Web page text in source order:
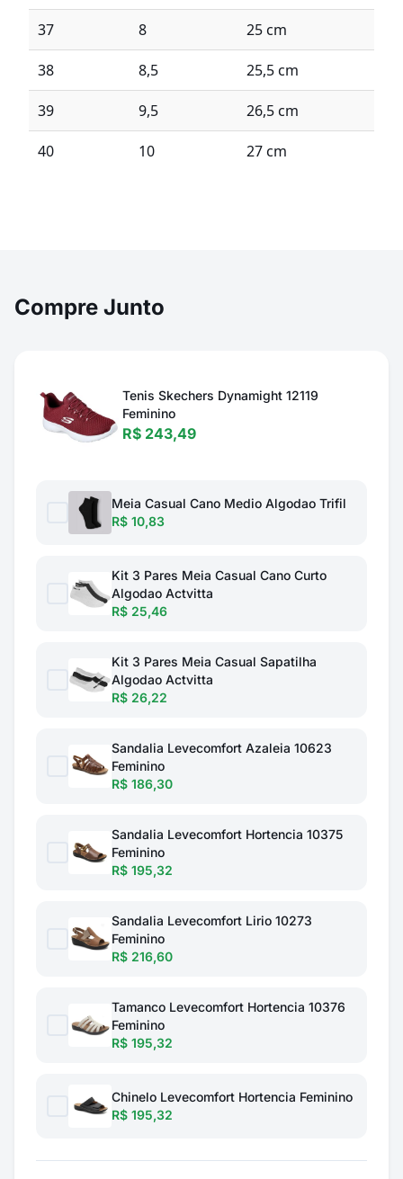
37 8 25 cm
38 8,5 25,5 cm
39 9,5 26,5 cm
40 10 27 cm
Compre Junto
Tenis Skechers Dynamight 12119
Feminino
R$ 243,49
Meia Casual Cano Medio Algodao Trifil
R$ 10,83
Kit 3 Pares Meia Casual Cano Curto
Algodao Actvitta
R$ 25,46
Kit 3 Pares Meia Casual Sapatilha
Algodao Actvitta
R$ 26,22
Sandalia Levecomfort Azaleia 10623
Feminino
R$ 186,30
Sandalia Levecomfort Hortencia 10375
Feminino
R$ 195,32
Sandalia Levecomfort Lirio 10273
Feminino
R$ 216,60
Tamanco Levecomfort Hortencia 10376
Feminino
R$ 195,32
Chinelo Levecomfort Hortencia Feminino
R$ 195,32